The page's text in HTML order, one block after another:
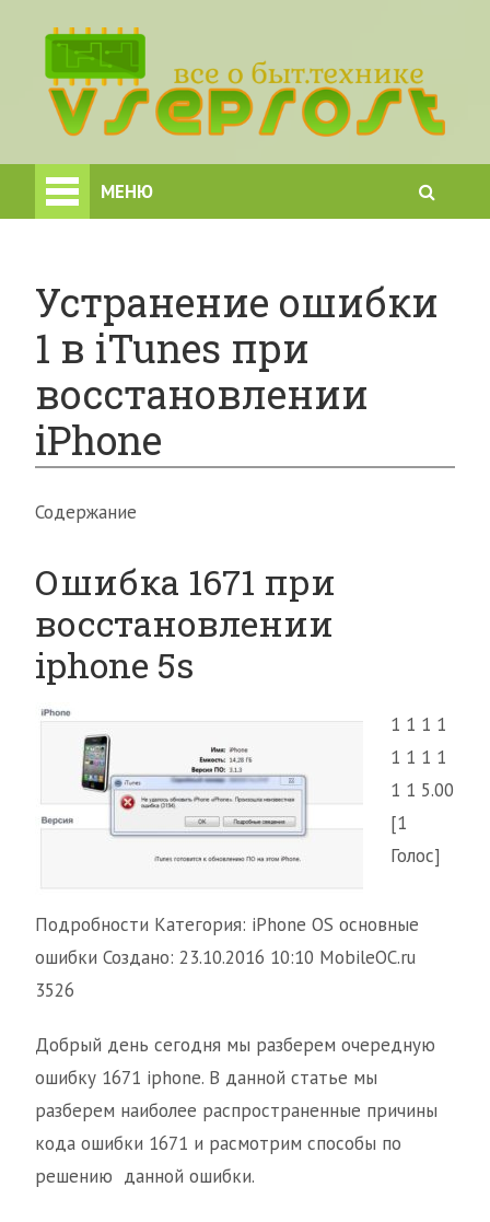
МЕНЮ
Устранение ошибки
1 в iTunes при
восстановлении
iPhone
Содержание
Ошибка 1671 при
восстановлении
iphone 5s
1 1 1 1
1 1 1 1
1 1 5.00
[1
Голос]
Подробности Категория: iPhone OS основные
ошибки Создано: 23.10.2016 10:10 MobileOC.ru
3526
Добрый день сегодня мы разберем очередную
ошибку 1671 iphone. В данной статье мы
разберем наиболее распространенные причины
кода ошибки 1671 и расмотрим способы по
решению данной ошибки.